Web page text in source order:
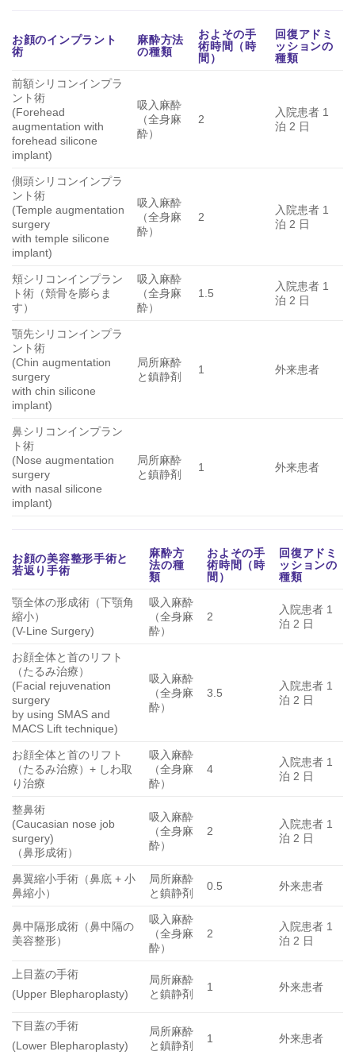
お顔のインプラント
術
麻酔方法
の種類
およその手
術時間（時
間）
回復アドミ
ッションの
種類
前額シリコンインプラ
ント術
(Forehead
augmentation with
forehead silicone
implant)
吸入麻酔
（全身麻
酔）
2
入院患者 1
泊 2 日
側頭シリコンインプラ
ント術
(Temple augmentation
surgery
with temple silicone
implant)
吸入麻酔
（全身麻
酔）
2
入院患者 1
泊 2 日
頬シリコンインプラン
ト術（頬骨を膨らま
す）
吸入麻酔
（全身麻
酔）
1.5
入院患者 1
泊 2 日
顎先シリコンインプラ
ント術
(Chin augmentation
surgery
with chin silicone
implant)
局所麻酔
と鎮静剤
1 外来患者
鼻シリコンインプラン
ト術
(Nose augmentation
surgery
with nasal silicone
implant)
局所麻酔
と鎮静剤
1 外来患者
お顔の美容整形手術と
若返り手術
麻酔方
法の種
類
およその手
術時間（時
間）
回復アドミ
ッションの
種類
顎全体の形成術（下顎角
縮小）
(V-Line Surgery)
吸入麻酔
（全身麻
酔）
2
入院患者 1
泊 2 日
お顔全体と首のリフト
（たるみ治療）
(Facial rejuvenation
surgery
by using SMAS and
MACS Lift technique)
吸入麻酔
（全身麻
酔）
3.5
入院患者 1
泊 2 日
お顔全体と首のリフト
（たるみ治療）+ しわ取
り治療
吸入麻酔
（全身麻
酔）
4
入院患者 1
泊 2 日
整鼻術
(Caucasian nose job
surgery)
（鼻形成術）
吸入麻酔
（全身麻
酔）
2
入院患者 1
泊 2 日
鼻翼縮小手術（鼻底 + 小
鼻縮小）
局所麻酔
と鎮静剤
0.5 外来患者
鼻中隔形成術（鼻中隔の
美容整形）
吸入麻酔
（全身麻
酔）
2
入院患者 1
泊 2 日
上目蓋の手術
(Upper Blepharoplasty)
局所麻酔
と鎮静剤
1 外来患者
下目蓋の手術
(Lower Blepharoplasty)
局所麻酔
と鎮静剤
1 外来患者